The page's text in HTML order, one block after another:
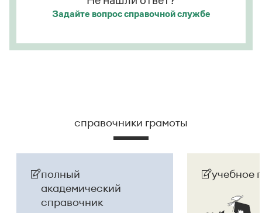
Страница ответаЗадайте вопроссправочной службе
справочники грамоты
полный
академический
справочник
учебное